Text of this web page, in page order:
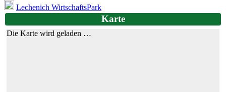
Lechenich WirtschaftsPark
Karte
Die Karte wird geladen …